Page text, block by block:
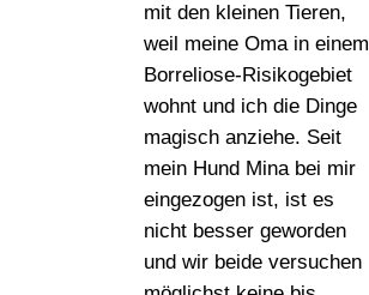
mit den kleinen Tieren,
weil meine Oma in einem
Borreliose-Risikogebiet
wohnt und ich die Dinge
magisch anziehe. Seit
mein Hund Mina bei mir
eingezogen ist, ist es
nicht besser geworden
und wir beide versuchen